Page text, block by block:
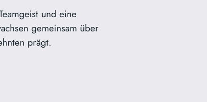
und eine
gemeinsam über
prägt.